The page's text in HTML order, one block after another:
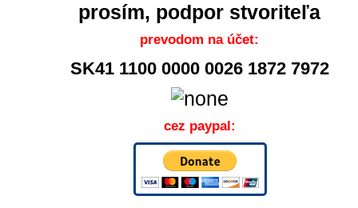
prosím, podpor stvoriteľa
prevodom na účet:
SK41 1100 0000 0026 1872 7972
cez paypal: